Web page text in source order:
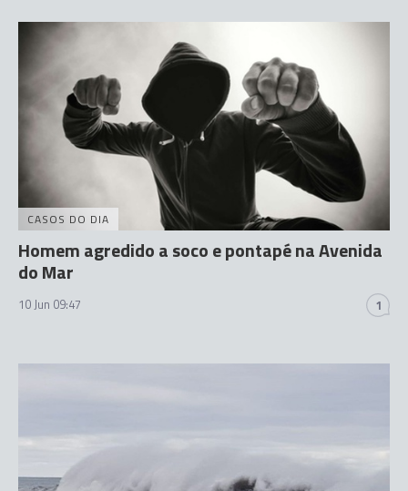
CASOS DO DIA
Homem agredido a soco e pontapé na Avenida
do Mar
10 Jun 09:47 1